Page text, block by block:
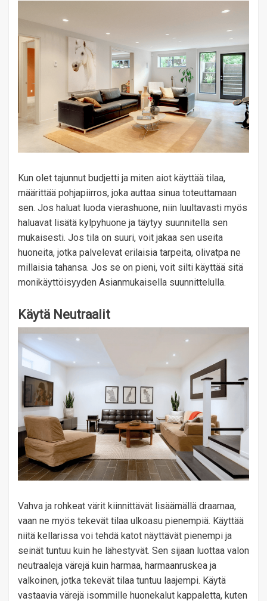
Kun olet tajunnut budjetti ja miten aiot käyttää tilaa,
määrittää pohjapiirros, joka auttaa sinua toteuttamaan
sen. Jos haluat luoda vierashuone, niin luultavasti myös
haluavat lisätä kylpyhuone ja täytyy suunnitella sen
mukaisesti. Jos tila on suuri, voit jakaa sen useita
huoneita, jotka palvelevat erilaisia ​​tarpeita, olivatpa ne
millaisia ​​tahansa. Jos se on pieni, voit silti käyttää sitä
monikäyttöisyyden Asianmukaisella suunnittelulla.
Käytä Neutraalit
Vahva ja rohkeat värit kiinnittävät lisäämällä draamaa,
vaan ne myös tekevät tilaa ulkoasu pienempiä. Käyttää
niitä kellarissa voi tehdä katot näyttävät pienempi ja
seinät tuntuu kuin he lähestyvät. Sen sijaan luottaa valon
neutraaleja värejä kuin harmaa, harmaanruskea ja
valkoinen, jotka tekevät tilaa tuntuu laajempi. Käytä
vastaavia värejä isommille huonekalut kappaletta, kuten